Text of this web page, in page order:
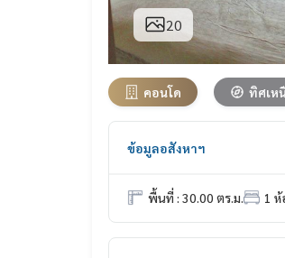
20
คอนโด ทิศเห
ข้อมูลอสังหาฯ
พื้นที่ : 30.00 ตร.ม. 1